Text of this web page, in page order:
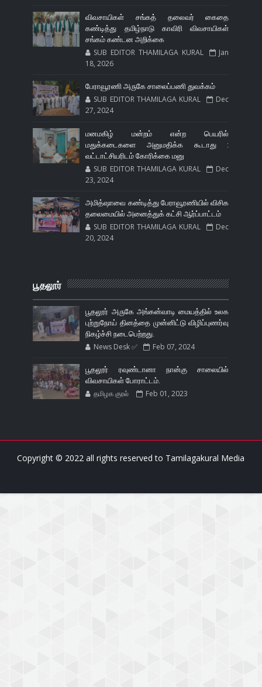
விவசாயிகள் சங்கத் தலைவர் கைதை
கண்டித்து தமிழ்நாடு காவிரி விவசாயிகள்
சங்கம் கண்டன அறிக்கை
SUB EDITOR THAMILAGA KURAL
Jan
18, 2026
பேராவூரணி அருகே சாலைப்பணி துவக்கம்
SUB EDITOR THAMILAGA KURAL
Dec
27, 2024
மனமகிழ் மன்றம் என்ற பெயரில்
மதுக்கடைகளை அனுமதிக்க கூடாது :
வட்டாட்சியரிடம் கோரிக்கை மனு
SUB EDITOR THAMILAGA KURAL
Dec
23, 2024
அமித்ஷாவை கண்டித்து பேராவூரணியில் விசிக
தலைமையில் அனைத்துக் கட்சி ஆர்ப்பாட்டம்
SUB EDITOR THAMILAGA KURAL
Dec
20, 2024
பூதலூர்
பூதலூர் அருகே அங்கன்வாடி மையத்தில் உலக
புற்றுநோய் தினத்தை முன்னிட்டு விழிப்புணர்வு
நிகழ்ச்சி நடைபெற்றது.
News Desk ✅ Feb 07, 2024
பூதலூர் ரவுண்டானா நான்கு சாலையில்
விவசாயிகள் போராட்டம்.
தமிழக குரல் Feb 01, 2023
Copyright © 2022 all rights reserved to Tamilagakural Media